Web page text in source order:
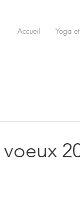
Accueil Yoga